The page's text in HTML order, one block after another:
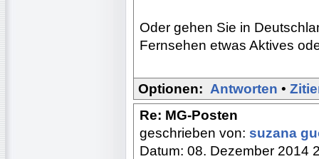
Oder gehen Sie in
Fernsehen etwas Aktives
Optionen: Antworten •
Re: MG-Posten
geschrieben von: suzana
Datum: 08. Dezember 2014